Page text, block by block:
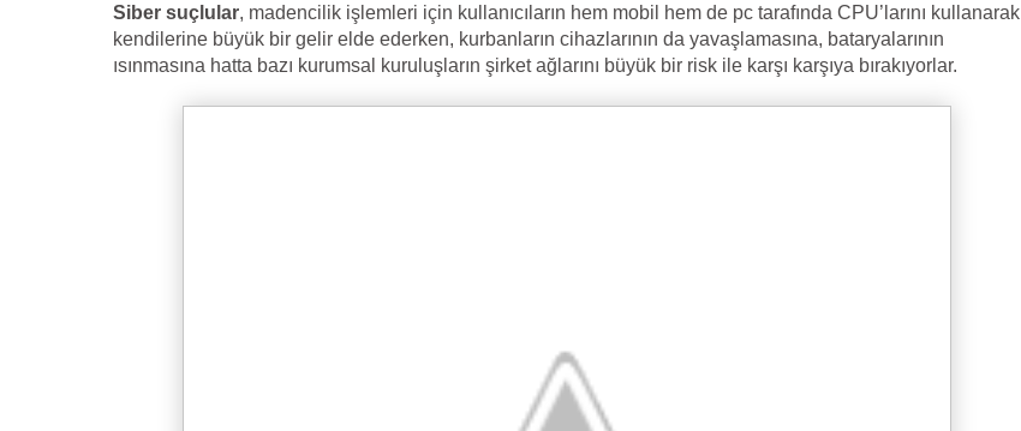
Siber suçlular, madencilik işlemleri için kullanıcıların hem mobil hem de pc tarafında CPU’larını kullanarak
kendilerine büyük bir gelir elde ederken, kurbanların cihazlarının da yavaşlamasına, bataryalarının
ısınmasına hatta bazı kurumsal kuruluşların şirket ağlarını büyük bir risk ile karşı karşıya bırakıyorlar.